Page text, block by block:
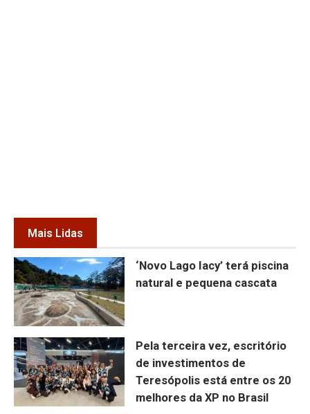
Mais Lidas
‘Novo Lago Iacy’ terá piscina
natural e pequena cascata
Pela terceira vez, escritório
de investimentos de
Teresópolis está entre os 20
melhores da XP no Brasil